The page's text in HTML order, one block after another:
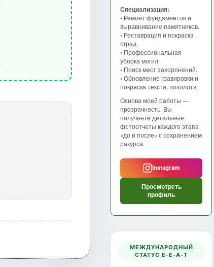
Специализация:
• Ремонт фундаментов и
выравнивание памятников.
• Реставрация и покраска
оград.
• Профессиональная
уборка могил.
• Поиск мест захоронений.
• Обновление гравировки и
покраска текста, позолота.
Основа моей работы —
прозрачность. Вы
получаете детальные
фотоотчеты каждого этапа
«до и после» с сохранением
ракурса.
Instagram
Просмотреть
профиль
МЕЖДУНАРОДНЫЙ
СТАТУС E-E-A-T